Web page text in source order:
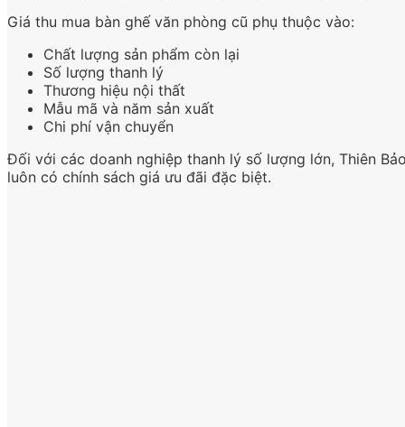
Giá thu mua bàn ghế văn phòng cũ phụ thuộc vào:
Chất lượng sản phẩm còn lại
Số lượng thanh lý
Thương hiệu nội thất
Mẫu mã và năm sản xuất
Chi phí vận chuyển
Đối với các doanh nghiệp thanh lý số lượng lớn, Thiên
luôn có chính sách giá ưu đãi đặc biệt.